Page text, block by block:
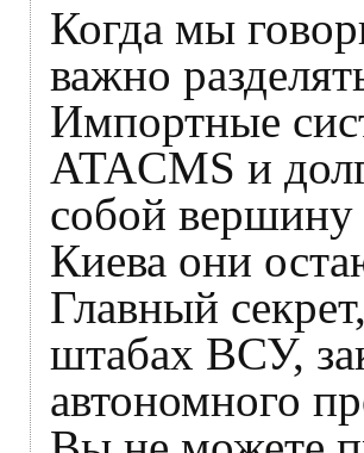
Когда мы
важно
Импортные
ATACMS и
собой
Киева они
Главный
штабах ВСУ,
автономного